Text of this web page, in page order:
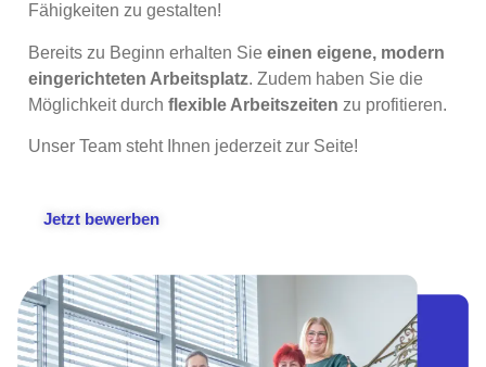
Fähigkeiten zu gestalten!
Bereits zu Beginn erhalten Sie einen eigene, modern
eingerichteten Arbeitsplatz. Zudem haben Sie die
Möglichkeit durch flexible Arbeitszeiten zu profitieren.
Unser Team steht Ihnen jederzeit zur Seite!
Jetzt bewerben